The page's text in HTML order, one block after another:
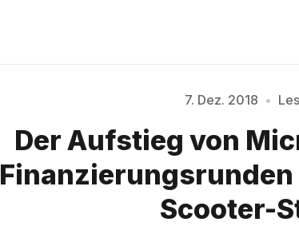
Bitte geben Sie
7. Dez. 2018 •
Der Aufstieg von
Finanzierungsrunden
Scooter-